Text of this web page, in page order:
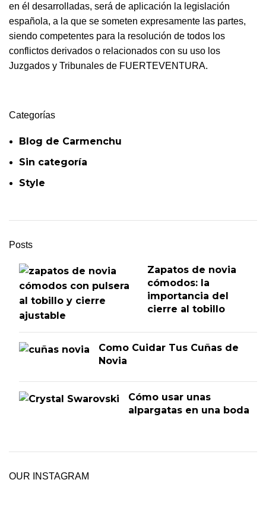
en él desarrolladas, será de aplicación la legislación
española, a la que se someten expresamente las partes,
siendo competentes para la resolución de todos los
conflictos derivados o relacionados con su uso los
Juzgados y Tribunales de FUERTEVENTURA.
Categorías
Blog de Carmenchu
Sin categoría
Style
Posts
Zapatos de novia
cómodos: la
importancia del
cierre al tobillo
Como Cuidar Tus Cuñas de
Novia
Cómo usar unas
alpargatas en una boda
OUR INSTAGRAM